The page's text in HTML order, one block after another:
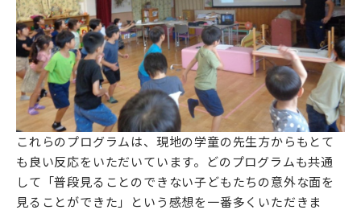
これらのプログラムは、現地の学童の先生方からもとて
も良い反応をいただいています。どのプログラムも共通
して「普段見ることのできない子どもたちの意外な面を
見ることができた」という感想を一番多くいただきま